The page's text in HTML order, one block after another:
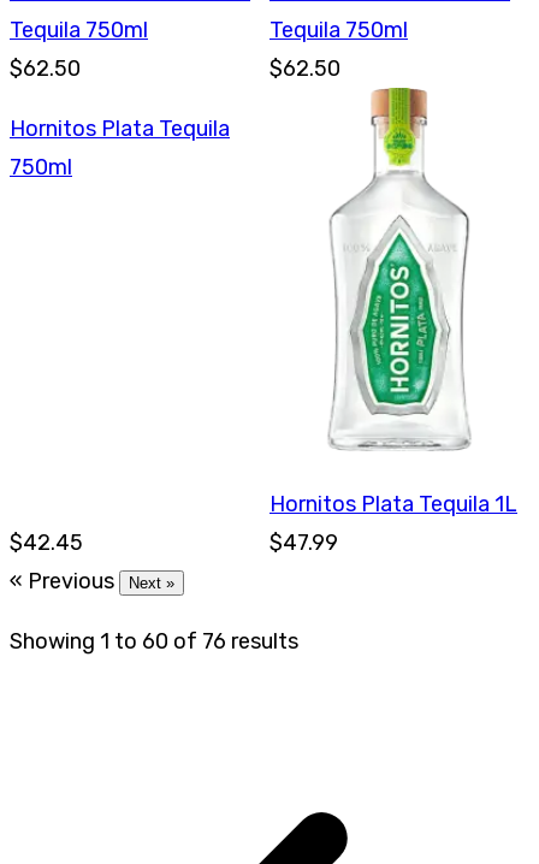
Tequila 750ml
$62.50
Tequila 750ml
$62.50
Hornitos Plata Tequila
750ml
$42.45
Hornitos Plata Tequila 1L
$47.99
« Previous
Next »
Showing 1 to 60 of 76 results